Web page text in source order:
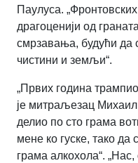
Паулуса.
драгоценији од
смрзавања, будући да
чистини и земљи“.
„Првих година
је митраљезац
делио по сто грама
мене ко гуске, тако да
грама алкохола“.